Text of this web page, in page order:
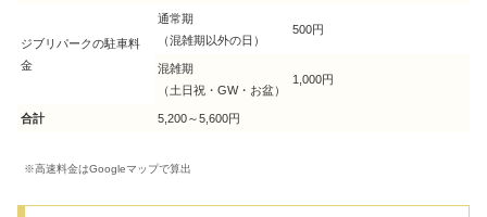
ジブリパークの駐車料
金
通常期
（混雑期以外の日）
500円
混雑期
（土日祝・GW・お盆）
1,000円
合計 5,200～5,600円
※高速料金はGoogleマップで算出